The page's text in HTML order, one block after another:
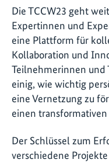
Die TCCW23 geht
Expertinnen und
eine Plattform für
Kollaboration und
Teilnehmerinnen und
einig, wie wichtig
eine Vernetzung zu
einen
Der Schlüssel zum
verschiedene